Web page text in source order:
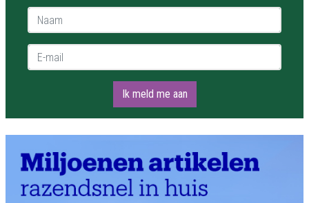
Naam *
E-mail *
Ik meld me aan